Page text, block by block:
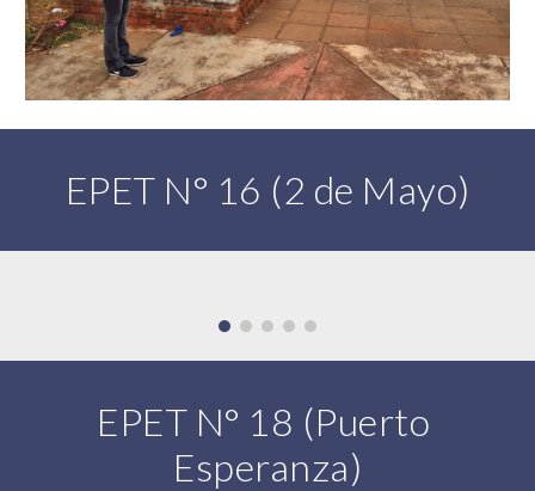
EPET N° 16 (2 de Mayo)
EPET N° 18 (Puerto
Esperanza)